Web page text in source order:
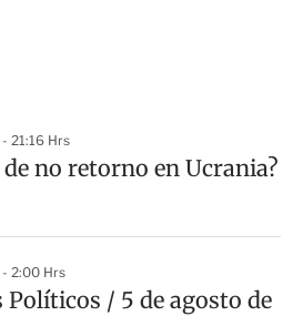
21:16 Hrs
no retorno en Ucrania?
2:00 Hrs
Políticos / 5 de agosto de